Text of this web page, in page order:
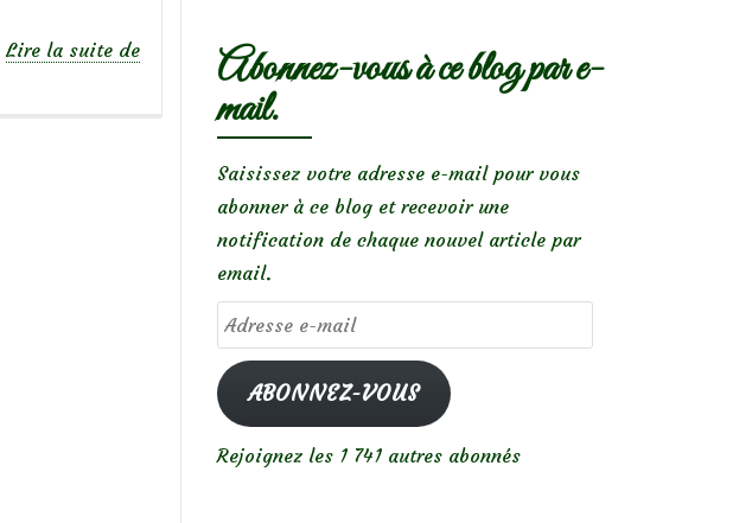
Lire la suite deà
diadematus)
Abonnez-vous à ce blog par e-
mail.
Saisissez votre adresse e-mail pour vous
abonner à ce blog et recevoir une
notification de chaque nouvel article par
email.
Adresse
e-
mailABONNEZ-VOUS
Rejoignez les 1 741 autres abonnés